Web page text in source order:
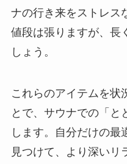
ナの行き来をストレス
値段は張りますが、長
しょう。
これらのアイテムを状
とで、サウナでの「と
します。自分だけの最
見つけて、より深いリ